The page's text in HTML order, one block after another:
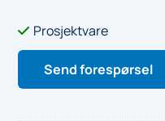
 Prosjektvare
Send forespørsel